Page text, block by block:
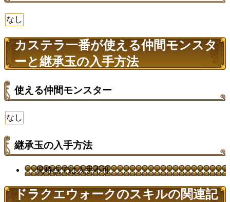
なし
カステラ一番が使える仲間モンスタ
ーと継承玉の入手方法
使える仲間モンスター
なし
継承玉の入手方法
現時点では入手不可
ドラクエウォークのスキルの関連記